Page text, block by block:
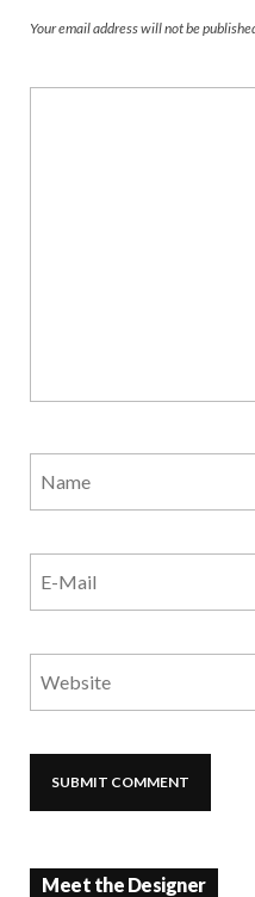
Your email address will not be
Meet the Designer